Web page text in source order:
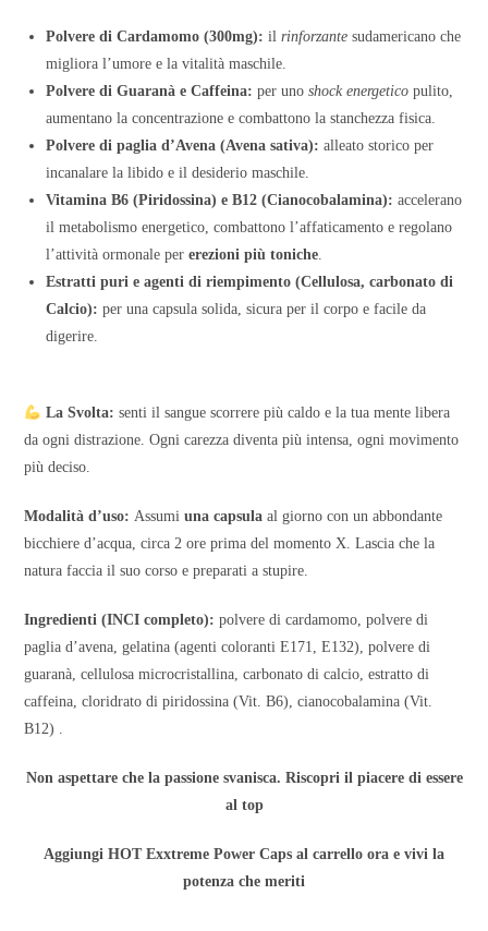
Polvere di Cardamomo (300mg): ilrinforzante sudamericano che
migliora l’umore e la vitalità maschile.
Polvere di Guaranà e Caffeina: per unoshock energetico pulito,
aumentano la concentrazione e combattono la stanchezza fisica.
Polvere di paglia d’Avena (Avena sativa): alleato storico per
incanalare la libido e il desiderio maschile.
Vitamina B6 (Piridossina) e B12 (Cianocobalamina): accelerano
il metabolismo energetico, combattono l’affaticamento e regolano
l’attività ormonale pererezioni più toniche.
Estratti puri e agenti di riempimento (Cellulosa, carbonato di
Calcio): per una capsula solida, sicura per il corpo e facile da
digerire.
La Svolta: senti il sangue scorrere più caldo e la tua mente libera
da ogni distrazione. Ogni carezza diventa più intensa, ogni movimento
più deciso.
Modalità d’uso: Assumiuna capsula al giorno con un abbondante
bicchiere d’acqua, circa 2 ore prima del momento X. Lascia che la
natura faccia il suo corso e preparati a stupire.
Ingredienti (INCI completo): polvere di cardamomo, polvere di
paglia d’avena, gelatina (agenti coloranti E171, E132), polvere di
guaranà, cellulosa microcristallina, carbonato di calcio, estratto di
caffeina, cloridrato di piridossina (Vit. B6), cianocobalamina (Vit.
B12) .
Non aspettare che la passione svanisca. Riscopri il piacere di essere
al top
Aggiungi HOT Exxtreme Power Caps al carrello ora e vivi la
potenza che meriti